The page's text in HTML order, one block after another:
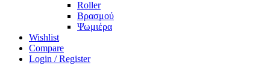
Roller
Βρασμού
Ψωμιέρα
Wishlist
Compare
Login / Register